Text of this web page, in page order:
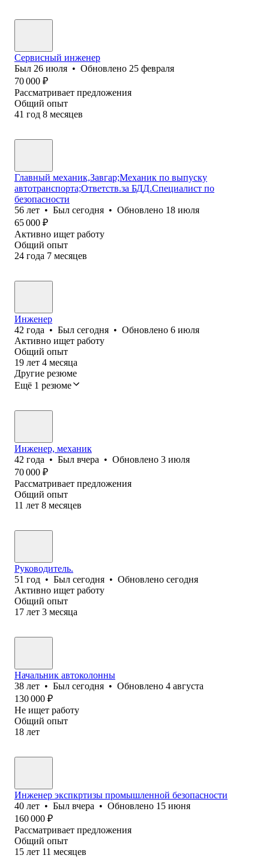
Сервисный инженер
Был 26 июля • Обновлено 25 февраля
70 000 ₽
Рассматривает предложения
Общий опыт
41 год 8 месяцев
Главный механик,Завгар;Механик по выпуску
автотранспорта;Ответств.за БДД.Специалист по
безопасности
56 лет • Был сегодня • Обновлено 18 июля
65 000 ₽
Активно ищет работу
Общий опыт
24 года 7 месяцев
Инженер
42 года • Был сегодня • Обновлено 6 июля
Активно ищет работу
Общий опыт
19 лет 4 месяца
Другие резюме
Ещё 1 резюме
Инженер, механик
42 года • Был вчера • Обновлено 3 июля
70 000 ₽
Рассматривает предложения
Общий опыт
11 лет 8 месяцев
Руководитель.
51 год • Был сегодня • Обновлено сегодня
Активно ищет работу
Общий опыт
17 лет 3 месяца
Начальник автоколонны
38 лет • Был сегодня • Обновлено 4 августа
130 000 ₽
Не ищет работу
Общий опыт
18 лет
Инженер экспкртизы промышленной безопасности
40 лет • Был вчера • Обновлено 15 июня
160 000 ₽
Рассматривает предложения
Общий опыт
15 лет 11 месяцев